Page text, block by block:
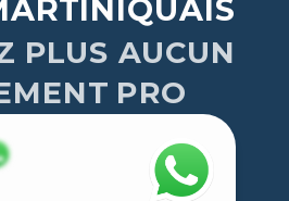
PLUS AUCUN
PRO